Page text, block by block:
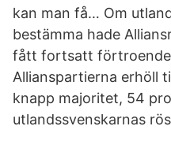
kan man få… Om
bestämma hade
fått fortsatt förtroende
Allianspartierna erhöll
knapp majoritet, 54
utlandssvenskarnas